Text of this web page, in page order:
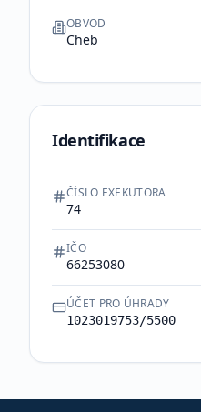
OBVOD
Cheb
Identifikace
ČÍSLO EXEKUTORA
74
IČO
66253080
ÚČET PRO ÚHRADY
1023019753/5500